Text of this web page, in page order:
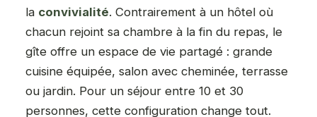
la convivialité. Contrairement à un hôtel où
chacun rejoint sa chambre à la fin du repas, le
gîte offre un espace de vie partagé : grande
cuisine équipée, salon avec cheminée, terrasse
ou jardin. Pour un séjour entre 10 et 30
personnes, cette configuration change tout.